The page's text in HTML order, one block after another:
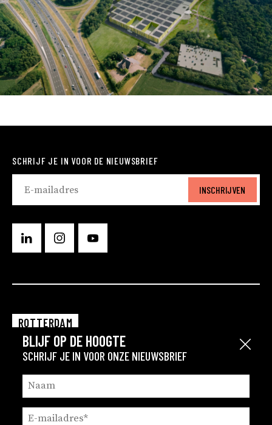
Sluit
BLIJF OP DE HOOGTE
SCHRIJF JE IN VOOR ONZE NIEUWSBRIEF
SCHRIJF JE IN VOOR DE NIEUWSBRIEF
INSCHRIJVEN
ROTTERDAM
EINDHOVEN
GRONINGEN